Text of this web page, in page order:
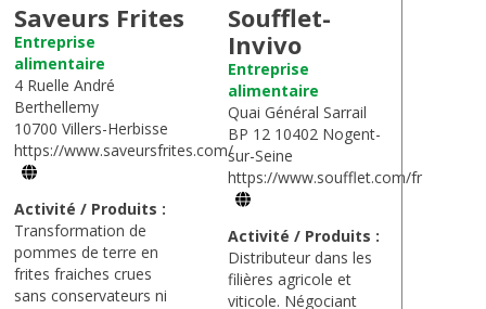
Saveurs Frites
Entreprise
alimentaire
4 Ruelle André
Berthellemy
10700 Villers-Herbisse
https://www.saveursfrites.com/
Activité / Produits :
Transformation de
pommes de terre en
frites fraiches crues
sans conservateurs ni
Soufflet-
Invivo
Entreprise
alimentaire
Quai Général Sarrail
BP 12 10402 Nogent-
sur-Seine
https://www.soufflet.com/fr
Activité / Produits :
Distributeur dans les
filières agricole et
viticole. Négociant